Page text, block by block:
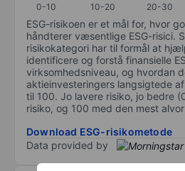
0-10
10-20 20-30
ESG-risikoen er et mål for, hvor
håndterer væsentlige ESG-risici.
risikokategori har til formål at
identificere og forstå finansielle
virksomhedsniveau, og hvordan
aktieinvesteringers langsigtede
til 100. Jo lavere risiko, jo bedre
risiko, og 100 med den mest
Download ESG-risikometode
Data provided by